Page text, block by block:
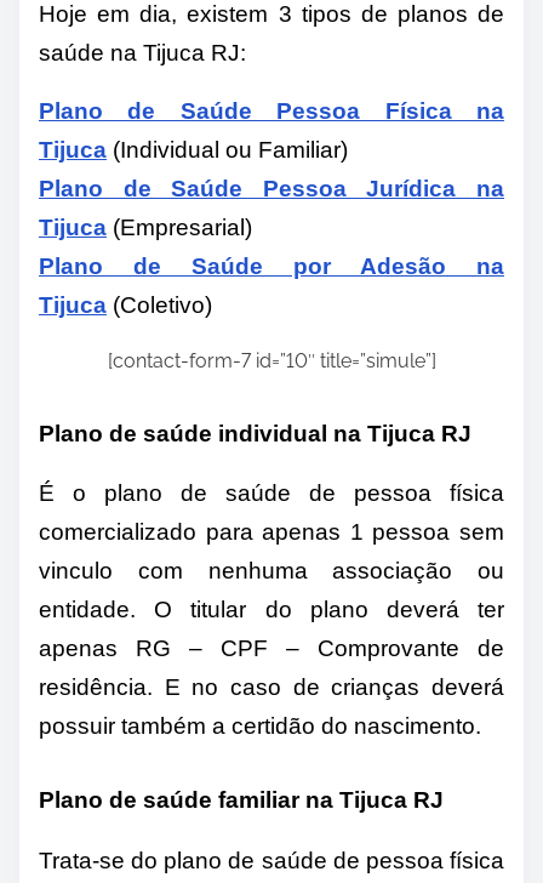
Hoje em dia, existem 3 tipos de planos de
saúde na Tijuca RJ:
Plano de Saúde Pessoa Física na
Tijuca (Individual ou Familiar)
Plano de Saúde Pessoa Jurídica na
Tijuca (Empresarial)
Plano de Saúde por Adesão na
Tijuca (Coletivo)
[contact-form-7 id=”10″ title=”simule”]
Plano de saúde individual na Tijuca RJ
É o plano de saúde de pessoa física
comercializado para apenas 1 pessoa sem
vinculo com nenhuma associação ou
entidade. O titular do plano deverá ter
apenas RG – CPF – Comprovante de
residência. E no caso de crianças deverá
possuir também a certidão do nascimento.
Plano de saúde familiar na Tijuca RJ
Trata-se do plano de saúde de pessoa física